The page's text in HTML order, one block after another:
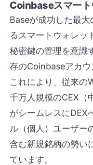
Coinbaseスマート
Baseが成功した最
るスマートウォレッ
秘密鍵の管理を意識
存のCoinbaseアカウ
これにより、従来の
千万人規模のCEX（
がシームレスにDEX
ル（個人）ユーザー
含む新規銘柄の勢い
ています。